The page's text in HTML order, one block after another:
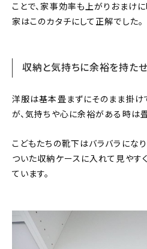
ことで、家事効率も上がりおまけ
家はこのカタチにして正解でした。
収納と気持ちに余裕を持た
洋服は基本畳まずにそのまま掛け
が、気持ちや心に余裕がある時は
こどもたちの靴下はバラバラにな
ついた収納ケースに入れて見やす
ています。